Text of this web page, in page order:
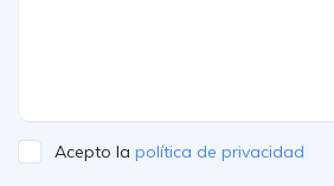
Acepto la política de privacidad